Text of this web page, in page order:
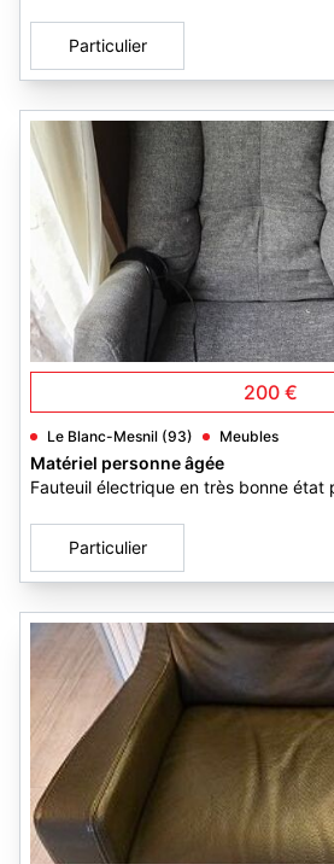
Particulier
200 €
Le Blanc-Mesnil (93) Meubles
Matériel personne âgée
Fauteuil électrique en très bonne état
Particulier